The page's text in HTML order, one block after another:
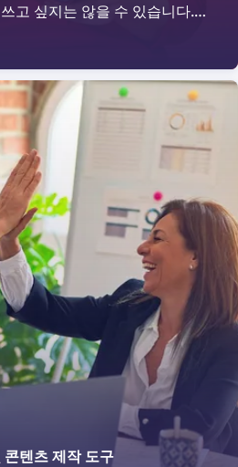
고 싶지는 않을 수 있습니다.
펴보겠습니다.
텐츠 제작 도구